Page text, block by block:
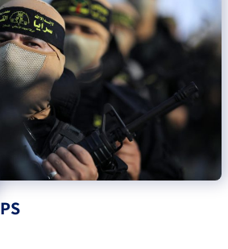
Relations